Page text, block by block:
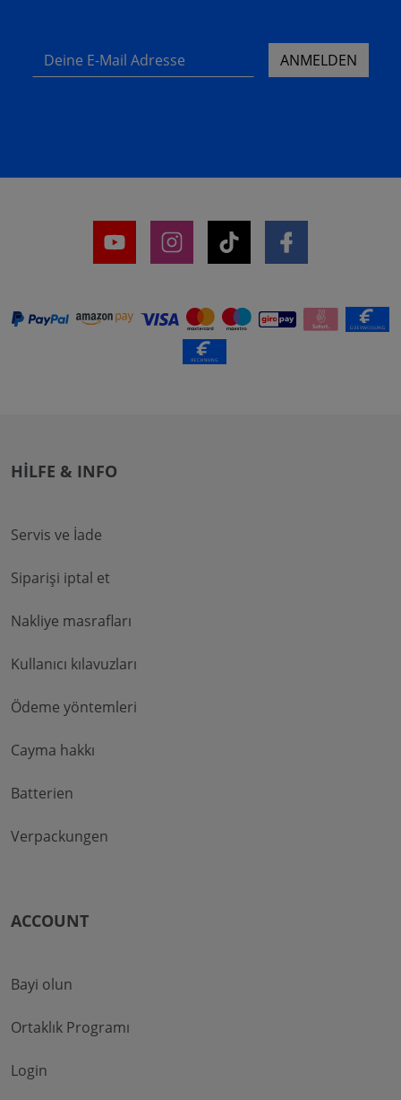
Deine E-Mail Adresse ANMELDEN
HILFE & INFO
Servis ve İade
Siparişi iptal et
Nakliye masrafları
Kullanıcı kılavuzları
Ödeme yöntemleri
Cayma hakkı
Batterien
Verpackungen
ACCOUNT
Bayi olun
Ortaklık Programı
Login